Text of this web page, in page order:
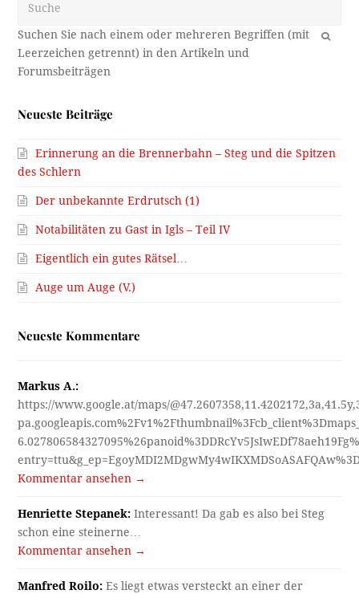
OK
Neueste Beiträge
Erinnerung an die Brennerbahn – Steg und die Spitzen
des Schlern
Der unbekannte Erdrutsch (1)
Notabilitäten zu Gast in Igls – Teil IV
Eigentlich ein gutes Rätsel…
Auge um Auge (V.)
Neueste Kommentare
Markus A.:
https://www.google.at/maps/
Kommentar ansehen →
Henriette Stepanek: Interessant! Da gab es also bei Steg
schon eine steinerne…
Kommentar ansehen →
Manfred Roilo: Es liegt etwas versteckt an einer der